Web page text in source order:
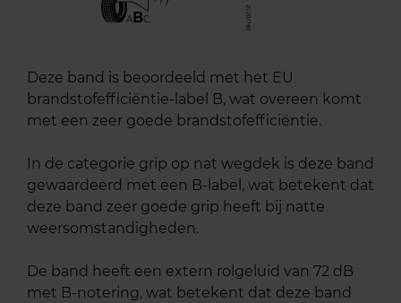
ABC
Deze band is beoordeeld met het EU
brandstofefficiëntie-label B, wat overeen komt
met een zeer goede brandstofefficiëntie.
In de categorie grip op nat wegdek is deze band
gewaardeerd met een B-label, wat betekent dat
deze band zeer goede grip heeft bij natte
weersomstandigheden.
De band heeft een extern rolgeluid van 72 dB
met B-notering, wat betekent dat deze band